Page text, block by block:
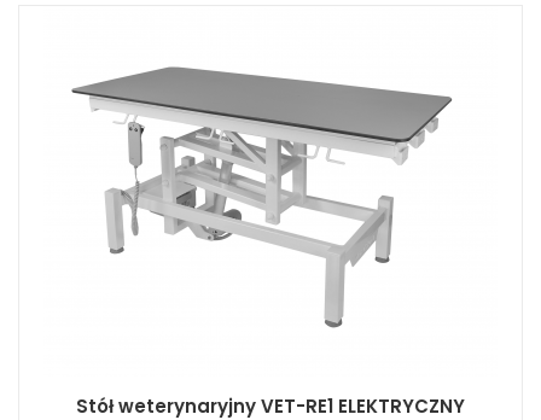
Stół weterynaryjny VET-RE1 ELEKTRYCZNY